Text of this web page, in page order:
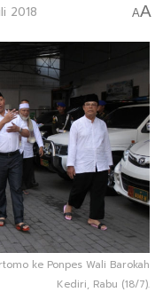
2018 AA
ke Ponpes Wali Barokah
Kediri, Rabu (18/7).